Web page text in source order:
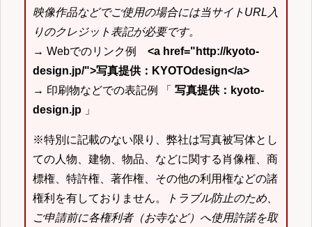
映像作品などでご使用の場合には当サイトURL入
りのクレジット表記が必要です。
→ Webでのリンク例 <a href="http://kyoto-
design.jp/">写真提供：KYOTOdesign</a>
→ 印刷物などでの表記例 「 写真提供：kyoto-
design.jp 」
※特別に記載のない限り、弊社は写真被写体とし
ての人物、建物、物品、などに関する肖像権、商
標権、特許権、著作権、その他の利用権などの諸
権利を有しておりません。
トラブル防止のため、
ご申請前に各権利者（お寺など）へ使用許諾を取